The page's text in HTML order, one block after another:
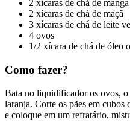
2 xícaras de chá de manga
2 xícaras de chá de maçã
3 xícaras de chá de leite
4 ovos
1/2 xícara de chá de óleo
Como fazer?
Bata no liquidificador os ovos, o
laranja. Corte os pães em
e coloque em um refratário,